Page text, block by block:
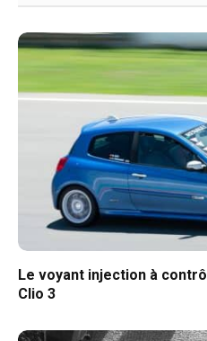
Le voyant injection à
Clio 3